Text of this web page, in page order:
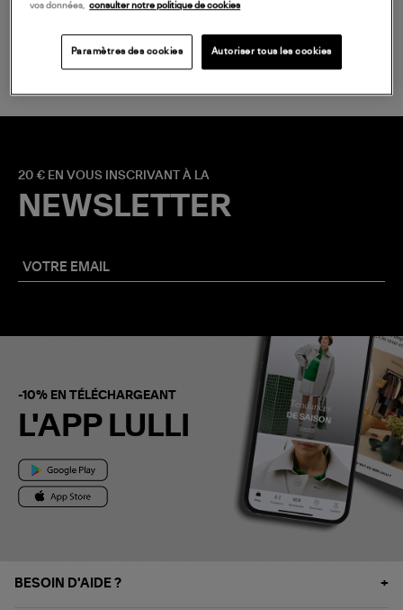
à partir de 150 € d'achat*
20 € EN VOUS INSCRIVANT À LA
NEWSLETTER
-10% EN TÉLÉCHARGEANT
L'APP LULLI
BESOIN D'AIDE ?
vos données, consulter notre politique de cookies
Paramètres des cookies Autoriser tous les cookies